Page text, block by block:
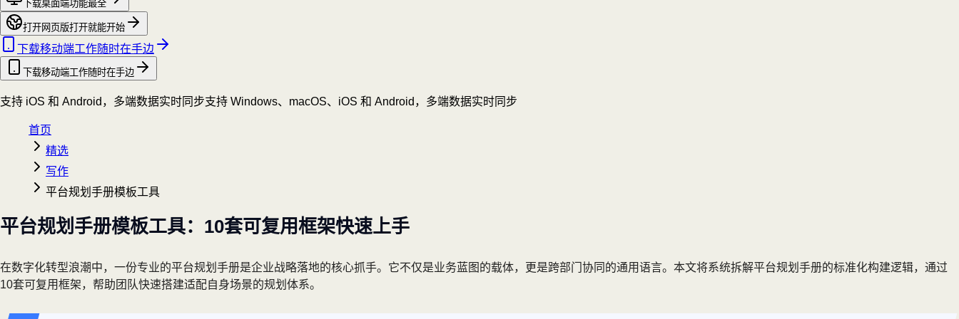
下载桌面端功能最全
打开网页版打开就能开始
下载移动端工作随时在手边
下载移动端工作随时在手边
支持 iOS 和 Android，多端数据实时同步支持 Windows、macOS、iOS 和 Android，多端数据实时同步
首页
精选
写作
平台规划手册模板工具
平台规划手册模板工具：10套可复用框架快速上手
在数字化转型浪潮中，一份专业的平台规划手册是企业战略落地的核心抓手。它不仅是业务蓝图的载体，更是跨部门协同的通用语言。本文将系统拆解平台规划手册的标准化构建逻辑，通过
10套可复用框架，帮助团队快速搭建适配自身场景的规划体系。